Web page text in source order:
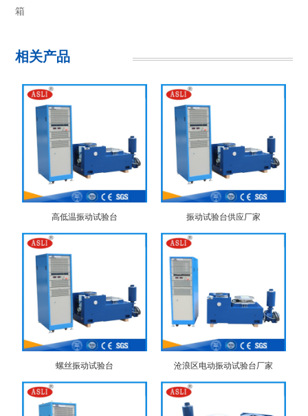
箱
相关产品
高低温振动试验台 振动试验台供应厂家
螺丝振动试验台 沧浪区电动振动试验台厂家